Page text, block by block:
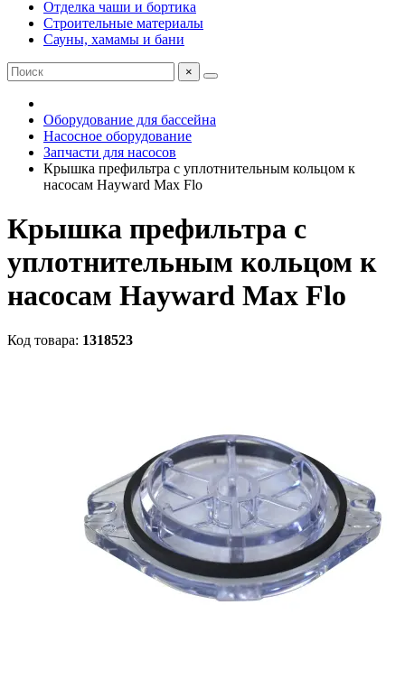
Отделка чаши и бортика
Строительные материалы
Сауны, хамамы и бани
×
Оборудование для бассейна
Насосное оборудование
Запчасти для насосов
Крышка префильтра с уплотнительным кольцом к
насосам Hayward Max Flo
Крышка префильтра с
уплотнительным кольцом к
насосам Hayward Max Flo
Код товара: 1318523